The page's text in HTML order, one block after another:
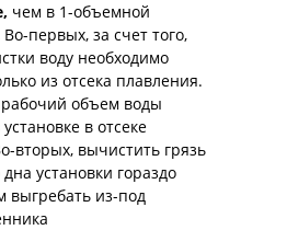
чем в 1-объемной
Во-первых, за счет того,
воду необходимо
из отсека плавления.
объем воды
в отсеке
вторых, вычистить грязь
дна установки гораздо
выгребать из-под